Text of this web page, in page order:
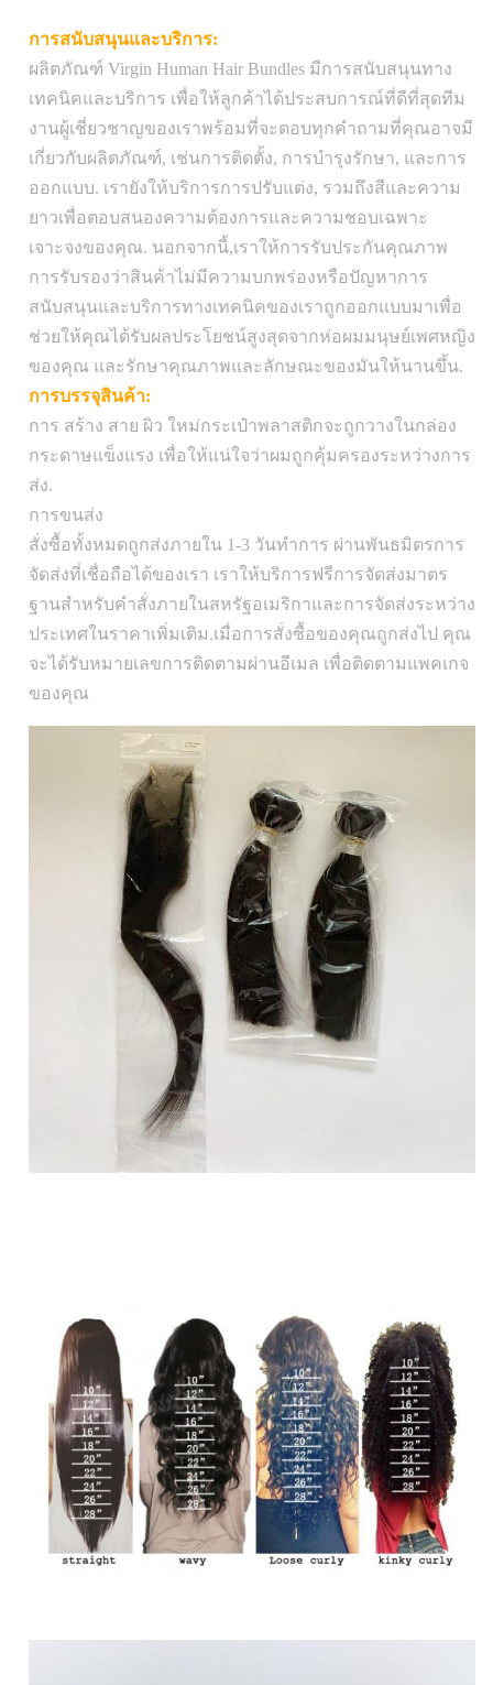
แพ็คเกจ
ขนส่ง:
น้ําหนัก:
การ
ขนส่ง
ส่งฟรีภายในสหรัฐอเมริกา, คําสั่งดําเนินการ
ภายใน 1-2 วันทําการและส่งผ่าน USPS
Priority Mail, ส่งระหว่างประเทศมีค่า
ธรรมเนียมเพิ่มเติม
การสนับสนุนและบริการ:
ผลิตภัณฑ์ Virgin Human Hair Bundles มีการสนับสนุนทาง
เทคนิคและบริการ เพื่อให้ลูกค้าได้ประสบการณ์ที่ดีที่สุดทีม
งานผู้เชี่ยวชาญของเราพร้อมที่จะตอบทุกคําถามที่คุณอาจมี
เกี่ยวกับผลิตภัณฑ์, เช่นการติดตั้ง, การบํารุงรักษา, และการ
ออกแบบ. เรายังให้บริการการปรับแต่ง, รวมถึงสีและความ
ยาวเพื่อตอบสนองความต้องการและความชอบเฉพาะ
เจาะจงของคุณ. นอกจากนี้,เราให้การรับประกันคุณภาพ
การรับรองว่าสินค้าไม่มีความบกพร่องหรือปัญหาการ
สนับสนุนและบริการทางเทคนิคของเราถูกออกแบบมาเพื่อ
ช่วยให้คุณได้รับผลประโยชน์สูงสุดจากห่อผมมนุษย์เพศหญิง
ของคุณ และรักษาคุณภาพและลักษณะของมันให้นานขึ้น.
การบรรจุสินค้า:
การ สร้าง สาย ผิว ใหม่กระเป๋าพลาสติกจะถูกวางในกล่อง
กระดาษแข็งแรง เพื่อให้แน่ใจว่าผมถูกคุ้มครองระหว่างการ
ส่ง.
การขนส่ง
สั่งซื้อทั้งหมดถูกส่งภายใน 1-3 วันทําการ ผ่านพันธมิตรการ
จัดส่งที่เชื่อถือได้ของเรา เราให้บริการฟรีการจัดส่งมาตร
ฐานสําหรับคําสั่งภายในสหรัฐอเมริกาและการจัดส่งระหว่าง
ประเทศในราคาเพิ่มเติม.เมื่อการสั่งซื้อของคุณถูกส่งไป คุณ
จะได้รับหมายเลขการติดตามผ่านอีเมล เพื่อติดตามแพคเกจ
ของคุณ